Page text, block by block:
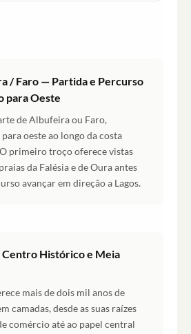
/ Faro — Partida e Percurso
para Oeste
de Albufeira ou Faro,
oeste ao longo da costa
primeiro troço oferece vistas
da Falésia e de Oura antes
avançar em direção a Lagos.
Centro Histórico e Meia
mais de dois mil anos de
camadas, desde as suas raízes
comércio até ao papel central